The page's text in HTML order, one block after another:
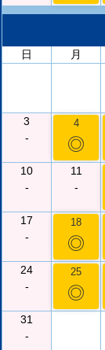
日
月
3
-
4
◎
10
-
11
-
17
-
18
◎
24
-
25
◎
31
-